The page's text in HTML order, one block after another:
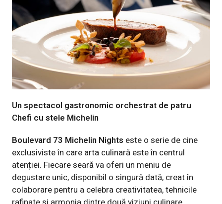
Un spectacol gastronomic orchestrat de patru
Chefi cu stele Michelin
Boulevard 73 Michelin Nights este o serie de cine
exclusiviste în care arta culinară este în centrul
atenției. Fiecare seară va oferi un meniu de
degustare unic, disponibil o singură dată, creat în
colaborare pentru a celebra creativitatea, tehnicile